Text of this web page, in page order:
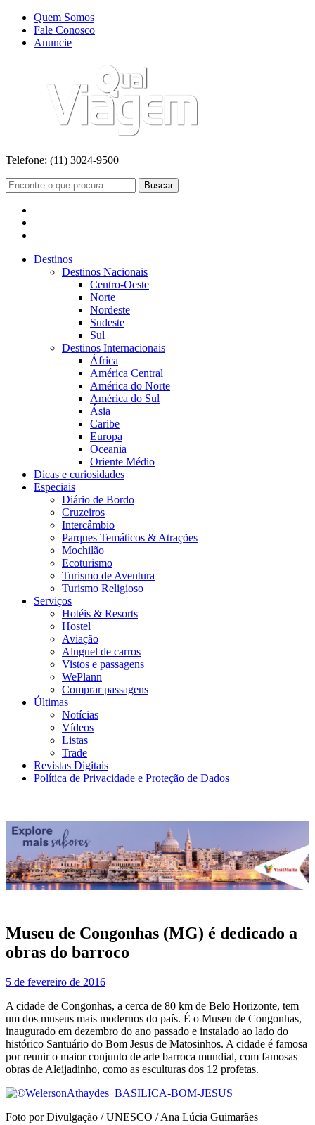
Quem Somos
Fale Conosco
Anuncie
Telefone: (11) 3024-9500
Buscar
Destinos
Destinos Nacionais
Centro-Oeste
Norte
Nordeste
Sudeste
Sul
Destinos Internacionais
África
América Central
América do Norte
América do Sul
Ásia
Caribe
Europa
Oceania
Oriente Médio
Dicas e curiosidades
Especiais
Diário de Bordo
Cruzeiros
Intercâmbio
Parques Temáticos & Atrações
Mochilão
Ecoturismo
Turismo de Aventura
Turismo Religioso
Serviços
Hotéis & Resorts
Hostel
Aviação
Aluguel de carros
Vistos e passagens
WePlann
Comprar passagens
Últimas
Notícias
Vídeos
Listas
Trade
Revistas Digitais
Política de Privacidade e Proteção de Dados
Museu de Congonhas (MG) é dedicado a
obras do barroco
5 de fevereiro de 2016
A cidade de Congonhas, a cerca de 80 km de Belo Horizonte, tem
um dos museus mais modernos do país. É o Museu de Congonhas,
inaugurado em dezembro do ano passado e instalado ao lado do
histórico Santuário do Bom Jesus de Matosinhos. A cidade é famosa
por reunir o maior conjunto de arte barroca mundial, com famosas
obras de Aleijadinho, como as esculturas dos 12 profetas.
Foto por Divulgação / UNESCO / Ana Lúcia Guimarães